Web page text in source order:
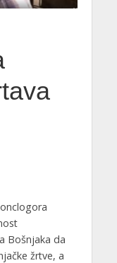
Bošnjaka da
žrtve, a